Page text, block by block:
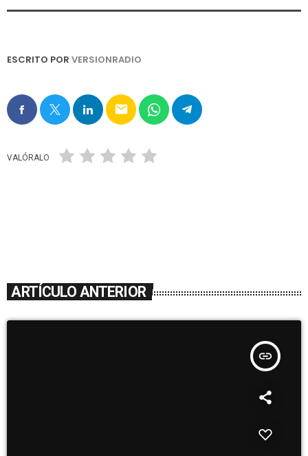
ESCRITO POR VERSIONRADIO
email
VALÓRALO
ARTÍCULO ANTERIOR
insert_link